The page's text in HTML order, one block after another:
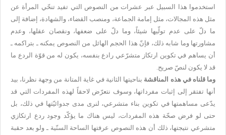
استخدموا هذا السبيل عبر عشرات من النصوص التي تفيد تنحّي المرأة عن
مثل هذه المجالات، مثل إمامة الجماعة، ومنصب القضاء، والشهادة، إضافة إلى
ما دلّ على عدم تولّيها شيئاً، وما دلّ على ضعفها، ونقصان عقلها، وعدم
مشاورتها وما شابه ذلك، فإنّ هذا الحجم الهائل من النصوص يمكنه ـ بتراكمه ـ
أن يساهم في تكوين ارتكاز متشرّعي رادع بنفسه، يكون له من قوّة الردع ما
قد لا يكون لنصّ صريح.
وما قلناه في هذه المناقشة بناحيتها الثانية في غاية المتانة من وجهة نظرنا، بيد
أنها تفتقر إلى إثبات مفرداتها، وسوف نتعرّض لاحقاً لهذه المفردات التي قد
يدّعى مساهمتها في تكوين بناء متشرعي، لنرى مدى جدوائيّتها في ذلك، بل
حتى لو فرض صحّة هذه المفردات، ليس هناك ما يؤكّد وجود ردع ارتكازي
متشرعي نتيجتها، ذلك أن هذه النصوص عرفتها الساحة السنّية ـ ولو بعد حقبة